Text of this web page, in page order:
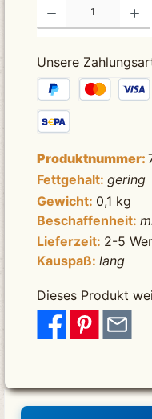
Unsere
Produktnummer:
Fettgehalt: gering
Gewicht: 0,1 kg
Beschaffenheit:
Lieferzeit: 2-5
Kauspaß: lang
Dieses Produkt